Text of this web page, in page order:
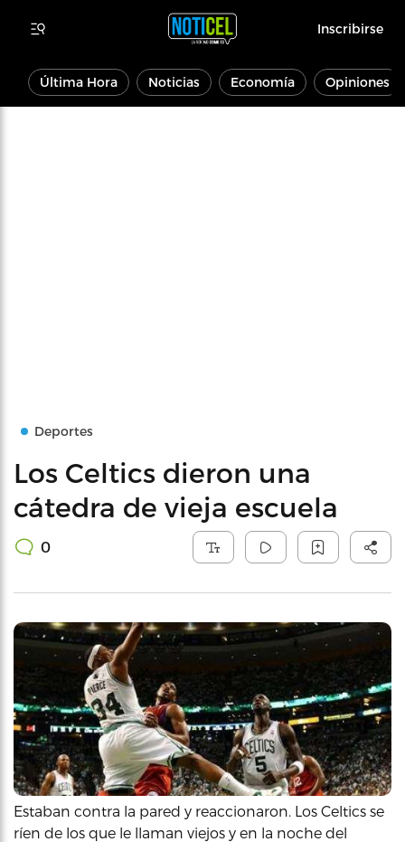
Inscribirse
Última Hora Noticias Economía Opiniones
Deportes
Los Celtics dieron una
cátedra de vieja escuela
0
Estaban contra la pared y reaccionaron. Los Celtics se
ríen de los que le llaman viejos y en la noche del